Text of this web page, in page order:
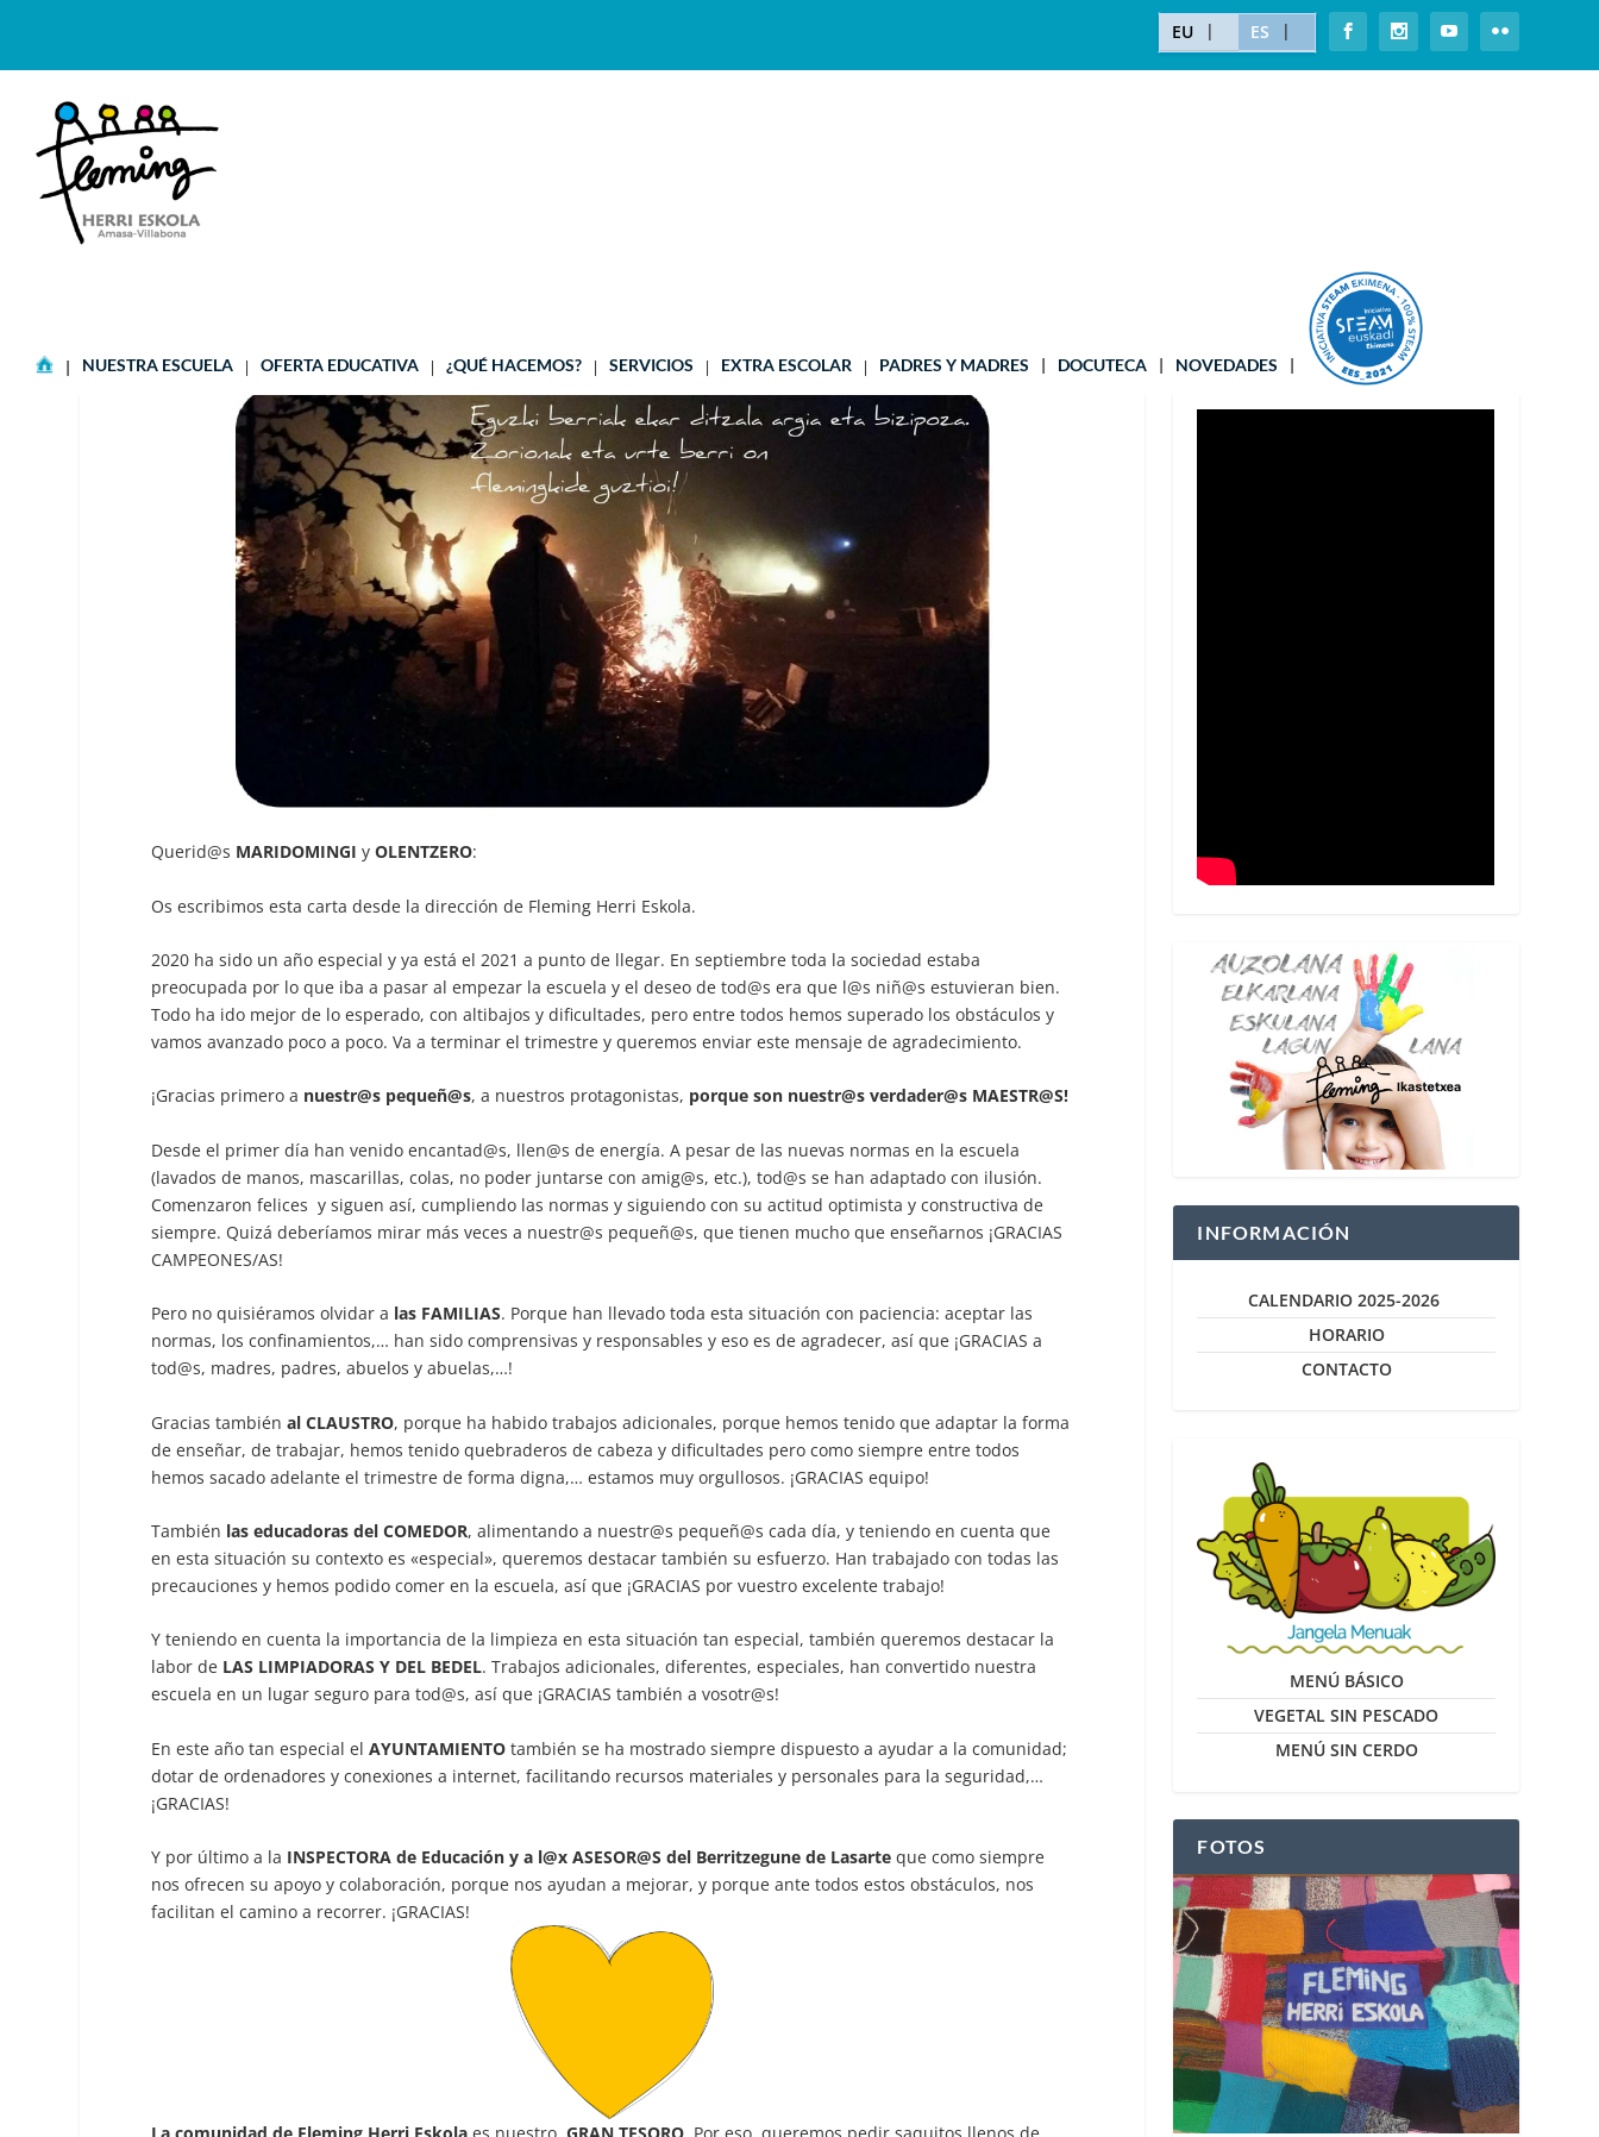
EU ES
NUESTRA ESCUELA OFERTA EDUCATIVA ¿QUÉ HACEMOS? SERVICIOS EXTRA ESCOLAR PADRES Y MADRES DOCUTECA NOVEDADES
Querid@s MARIDOMINGI yOLENTZERO:
Os escribimos esta carta desde la dirección de Fleming Herri Eskola.
2020 ha sido un año especial y ya está el 2021 a punto de llegar. En septiembre toda la sociedad estaba
preocupada por lo que iba a pasar al empezar la escuela y el deseo de tod@s era que l@s niñ@s estuvieran bien.
Todo ha ido mejor de lo esperado, con altibajos y dificultades, pero entre todos hemos superado los obstáculos y
vamos avanzado poco a poco. Va a terminar el trimestre y queremos enviar este mensaje de agradecimiento.
¡Gracias primero a nuestr@s pequeñ@s, a nuestros protagonistas, porque son nuestr@s verdader@s MAESTR@S!
Desde el primer día han venido encantad@s, llen@s de energía. A pesar de las nuevas normas en la escuela
(lavados de manos, mascarillas, colas, no poder juntarse con amig@s, etc.), tod@s se han adaptado con ilusión.
Comenzaron felices y siguen así, cumpliendo las normas y siguiendo con su actitud optimista y constructiva de
siempre. Quizá deberíamos mirar más veces a nuestr@s pequeñ@s, que tienen mucho que enseñarnos ¡GRACIAS
CAMPEONES/AS!
Pero no quisiéramos olvidar a las FAMILIAS. Porque han llevado toda esta situación con paciencia: aceptar las
normas, los confinamientos,… han sido comprensivas y responsables y eso es de agradecer, así que ¡GRACIAS a
tod@s, madres, padres, abuelos y abuelas,…!
Gracias tambiénal CLAUSTRO, porque ha habido trabajos adicionales, porque hemos tenido que adaptar la forma
de enseñar, de trabajar, hemos tenido quebraderos de cabeza y dificultades pero como siempre entre todos
hemos sacado adelante el trimestre de forma digna,… estamos muy orgullosos. ¡GRACIAS equipo!
También las educadoras del COMEDOR, alimentando a nuestr@s pequeñ@s cada día, y teniendo en cuenta que
en esta situación su contexto es «especial», queremos destacar también su esfuerzo. Han trabajado con todas las
precauciones y hemos podido comer en la escuela, así que ¡GRACIAS por vuestro excelente trabajo!
Y teniendo en cuenta la importancia de la limpieza en esta situación tan especial, también queremos destacar la
labor de LAS LIMPIADORAS Y DEL BEDEL. Trabajos adicionales, diferentes, especiales, han convertido nuestra
escuela en un lugar seguro para tod@s, así que ¡GRACIAS también a vosotr@s!
En este año tan especial elAYUNTAMIENTO también se ha mostrado siempre dispuesto a ayudar a la comunidad;
dotar de ordenadores y conexiones a internet, facilitando recursos materiales y personales para la seguridad,…
¡GRACIAS!
Y por último a la INSPECTORA de Educación y a l@x ASESOR@S del Berritzegune de Lasarte que como siempre
nos ofrecen su apoyo y colaboración, porque nos ayudan a mejorar, y porque ante todos estos obstáculos, nos
facilitan el camino a recorrer. ¡GRACIAS!
¡MATRICÚLATE!
INFORMACIÓN
CALENDARIO 2025-2026
HORARIO
CONTACTO
MENÚ BÁSICO
VEGETAL SIN PESCADO
MENÚ SIN CERDO
FOTOS